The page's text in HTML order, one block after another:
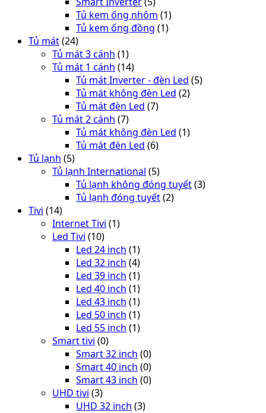
Tủ kem ống nhôm (1)
Tủ kem ống đồng (1)
Tủ mát(24)
Tủ mát 3 cánh (1)
Tủ mát 1 cánh (14)
Tủ mát Inverter - đèn Led (5)
Tủ mát không đèn Led (2)
Tủ mát đèn Led (7)
Tủ mát 2 cánh (7)
Tủ mát không đèn Led (1)
Tủ mát đèn Led (6)
Tủ lạnh (5)
Tủ lạnh International (5)
Tủ lạnh không đóng tuyết(3)
Tủ lạnh đóng tuyết(2)
Tivi (14)
Internet Tivi (1)
Led Tivi (10)
Led 24 inch (1)
Led 32 inch (4)
Led 39 inch (1)
Led 40 inch (1)
Led 43 inch (1)
Led 50 inch (1)
Led 55 inch (1)
Smart tivi (0)
Smart 32 inch (0)
Smart 40 inch (0)
Smart 43 inch (0)
UHD tivi (3)
UHD 32 inch (3)